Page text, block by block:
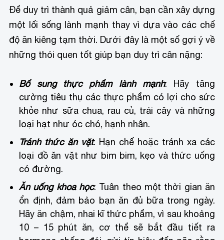
Để duy trì thành quả giảm cân, bạn cần xây dựng
một lối sống lành mạnh thay vì dựa vào các chế
độ ăn kiêng tạm thời. Dưới đây là một số gợi ý về
những thói quen tốt giúp bạn duy trì cân nặng:
Bổ sung thực phẩm lành mạnh: Hãy tăng
cường tiêu thụ các thực phẩm có lợi cho sức
khỏe như sữa chua, rau củ, trái cây và những
loại hạt như óc chó, hạnh nhân.
Tránh thức ăn vặt: Hạn chế hoặc tránh xa các
loại đồ ăn vặt như bim bim, kẹo và thức uống
có đường.
Ăn uống khoa học: Tuân theo một thời gian ăn
ổn định, đảm bảo bạn ăn đủ bữa trong ngày.
Hãy ăn chậm, nhai kĩ thức phẩm, vì sau khoảng
10 – 15 phút ăn, cơ thể sẽ bắt đầu tiết ra